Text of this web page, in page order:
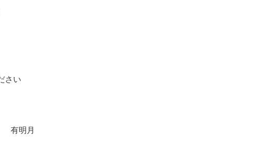
さい
明月